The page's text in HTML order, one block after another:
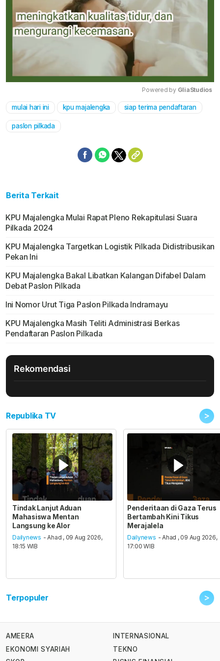
Mute
Powered by GliaStudios
mulai hari ini kpu majalengka siap terima pendaftaran
paslon pilkada
Berita Terkait
KPU Majalengka Mulai Rapat Pleno Rekapitulasi Suara
Pilkada 2024
KPU Majalengka Targetkan Logistik Pilkada Didistribusikan
Pekan Ini
KPU Majalengka Bakal Libatkan Kalangan Difabel Dalam
Debat Paslon Pilkada
Ini Nomor Urut Tiga Paslon Pilkada Indramayu
KPU Majalengka Masih Teliti Administrasi Berkas
Pendaftaran Paslon Pilkada
Rekomendasi
Republika TV >
Tindak Lanjut Aduan
Mahasiswa Mentan
Langsung ke Alor
Dailynews - Ahad , 09 Aug 2026,
18:15 WIB
Penderitaan di Gaza Terus
Bertambah Kini Tikus
Merajalela
Dailynews - Ahad , 09 Aug 2026,
17:00 WIB
Terpopuler >
AMEERA
EKONOMI SYARIAH
INTERNASIONAL
TEKNO